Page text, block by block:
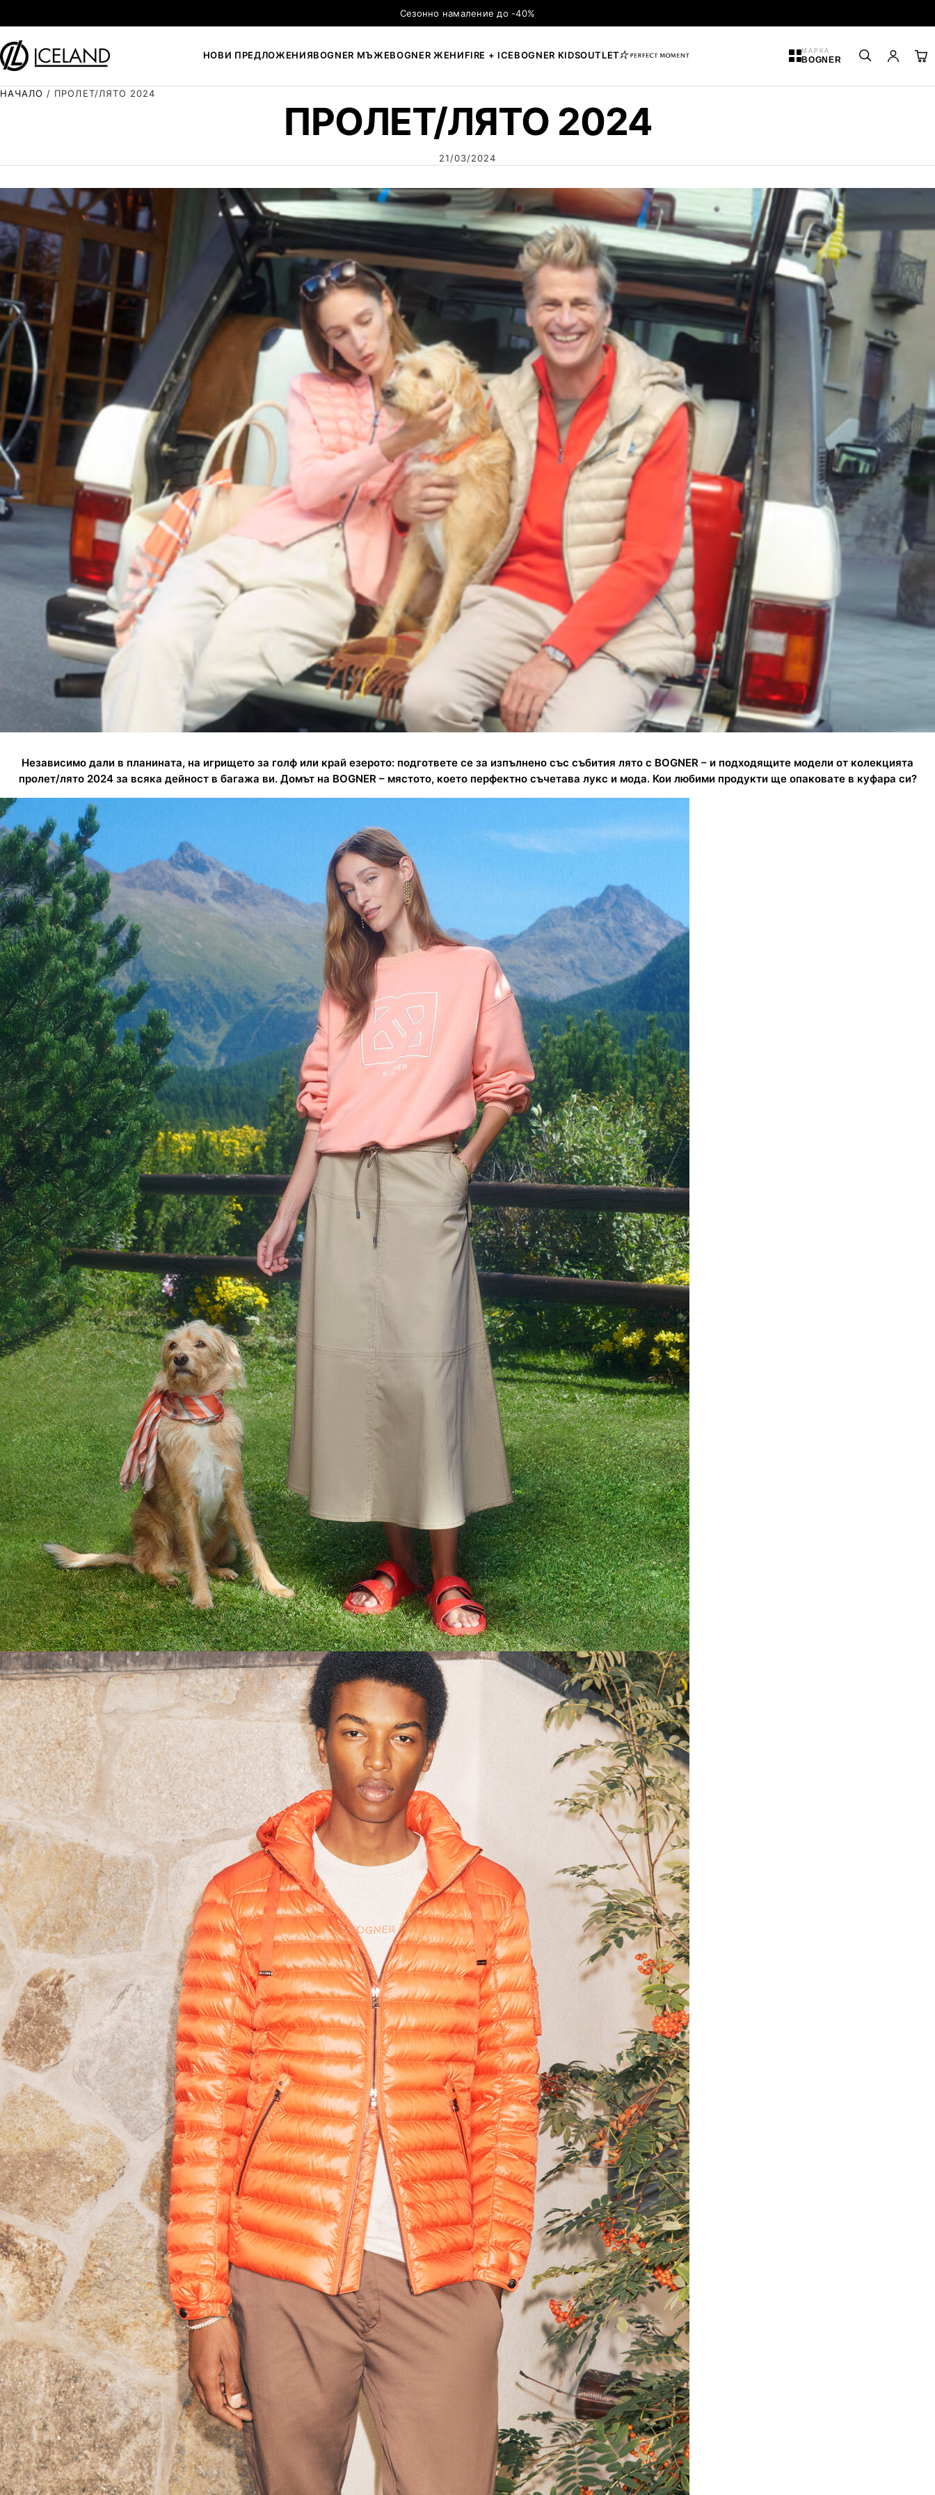
Сезонно намаление до -40%
НОВИ ПРЕДЛОЖЕНИЯBOGNER МЪЖЕBOGNER ЖЕНИFIRE + ICEBOGNER KIDSOUTLET МАРКА
BOGNER
НАЧАЛО / ПРОЛЕТ/ЛЯТО 2024
ПРОЛЕТ/ЛЯТО 2024
21/03/2024
Независимо дали в планината, на игрището за голф или край езерото: подгответе се за изпълнено със събития лято с BOGNER – и подходящите модели от колекцията
пролет/лято 2024 за всяка дейност в багажа ви. Домът на BOGNER – мястото, което перфектно съчетава лукс и мода. Кои любими продукти ще опаковате в куфара си?